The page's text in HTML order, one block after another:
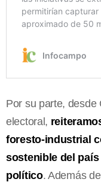
Por su parte, desde
electoral,
foresto-industrial
sostenible del
político. Además